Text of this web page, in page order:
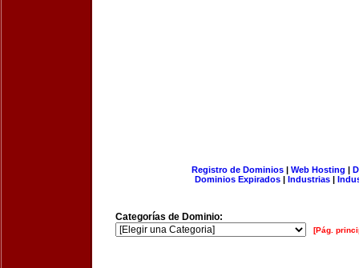
Registro de Dominios| Web Hosting |
Dominios Expirados | Industrias |
Categorías de Dominio:
[Pág.